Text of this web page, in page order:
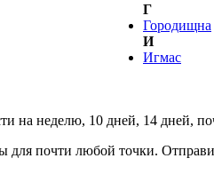
Г
Городищна
И
Игмас
на неделю, 10 дней, 14 дней,
для почти любой точки.